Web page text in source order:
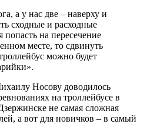
а у нас две – наверху и
сходные и расходные
попасть на пересечение
месте, то сдвинуть
можно будет
Носову доводилось
на троллейбусе в
не самая сложная
а вот для новичков – в самый